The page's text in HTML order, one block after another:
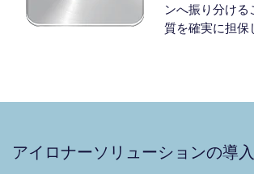
ンへ振り分け
質を確実に担保
アイロナーソリューションの導